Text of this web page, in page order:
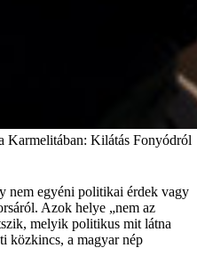
Karmelitában: Kilátás Fonyódról
nem egyéni politikai érdek vagy
Azok helye „nem az
melyik politikus mit látna
közkincs, a magyar nép